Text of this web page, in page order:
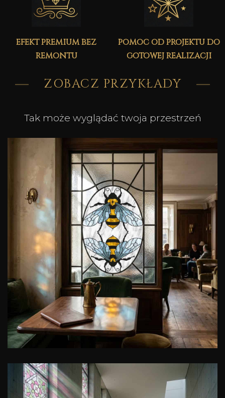
efekt premium bez
remontu
pomoc od projektu do
gotowej realizacji
ZOBACZ PRZYKŁADY
Tak może wyglądać twoja przestrzeń